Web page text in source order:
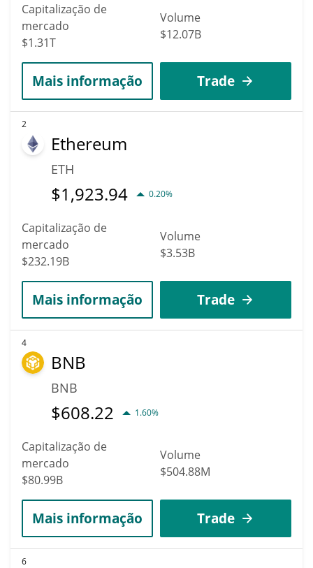
Capitalização de
mercado
$1.31T
Volume
$12.07B
Mais informação Trade
2
Ethereum
ETH
$1,923.94 0.20%
Capitalização de
mercado
$232.19B
Volume
$3.53B
Mais informação Trade
4
BNB
BNB
$608.22 1.60%
Capitalização de
mercado
$80.99B
Volume
$504.88M
Mais informação Trade
6